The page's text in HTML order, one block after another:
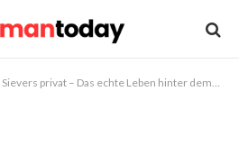
privat – Das echte Leben hinter dem Nachrichtensprecher